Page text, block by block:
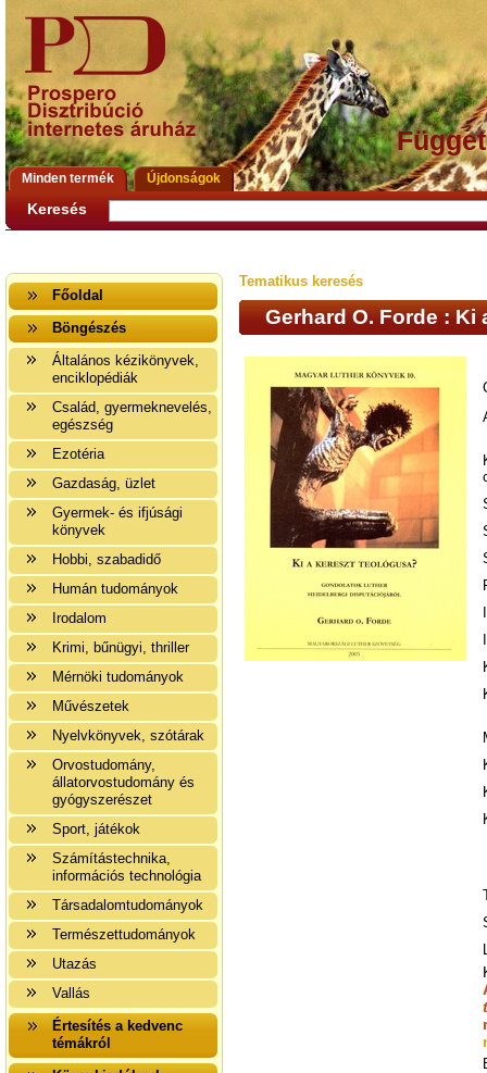
Minden termék Újdonságok
Keresés
Főoldal
Böngészés
Általános kézikönyvek,
enciklopédiák
Család, gyermeknevelés,
egészség
Ezotéria
Gazdaság, üzlet
Gyermek- és ifjúsági
könyvek
Hobbi, szabadidő
Humán tudományok
Irodalom
Krimi, bűnügyi, thriller
Mérnöki tudományok
Művészetek
Nyelvkönyvek, szótárak
Orvostudomány,
állatorvostudomány és
gyógyszerészet
Sport, játékok
Számítástechnika,
információs technológia
Társadalomtudományok
Természettudományok
Utazás
Vallás
Értesítés a kedvenc
témákról
Tematikus keresés
Gerhard O. Forde :